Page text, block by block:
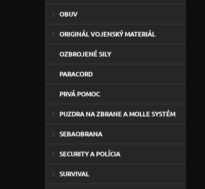
OBUV
ORIGINÁL VOJENSKÝ MATERIÁL
OZBROJENÉ SILY
PARACORD
PRVÁ POMOC
PUZDRA NA ZBRANE A MOLLE SYSTÉM
SEBAOBRANA
SECURITY A POLÍCIA
SURVIVAL